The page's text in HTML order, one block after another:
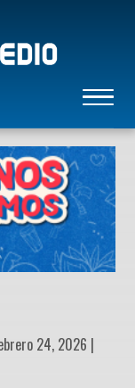
ENTRETENIMIENTO
24, 2026 |